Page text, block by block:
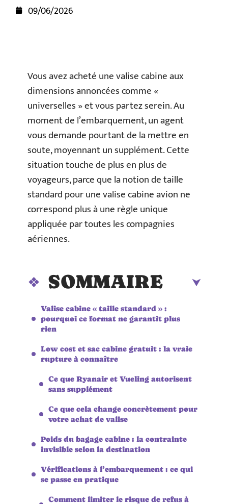
09/06/2026
Vous avez acheté une valise cabine aux
dimensions annoncées comme «
universelles » et vous partez serein. Au
moment de l’embarquement, un agent
vous demande pourtant de la mettre en
soute, moyennant un supplément. Cette
situation touche de plus en plus de
voyageurs, parce que la notion de taille
standard pour une valise cabine avion ne
correspond plus à une règle unique
appliquée par toutes les compagnies
aériennes.
SOMMAIRE
Valise cabine « taille standard » :
pourquoi ce format ne garantit plus
rien
Low cost et sac cabine gratuit : la vraie
rupture à connaître
Ce que Ryanair et Vueling autorisent
sans supplément
Ce que cela change concrètement pour
votre achat de valise
Poids du bagage cabine : la contrainte
invisible selon la destination
Vérifications à l’embarquement : ce qui
se passe en pratique
Comment limiter le risque de refus à